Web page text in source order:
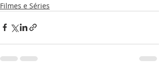
Filmes e Séries